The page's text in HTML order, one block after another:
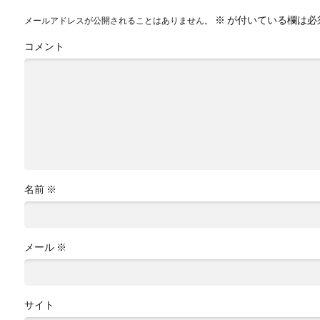
メールアドレスが公開されることはありません。 ※ が付いている欄は必
コメント
名前 ※
メール ※
サイト